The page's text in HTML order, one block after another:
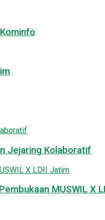
Jejaring Kolaboratif
MUSWIL X